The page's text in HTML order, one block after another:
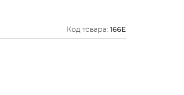
Код товара: 166E